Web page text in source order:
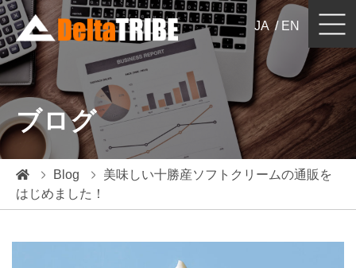
JA EN
ホームページ制作
Website Design & Development
日本向けローカライズ／バイリンガルサイト
Japan Localization / Billingual Website
ECサイト制作 / 運営コンサルティング
e-Commerce
ウェブ・デジタルマーケティング
ブログ
Blog
美味しい十勝産ソフトクリームの通販を
はじめました！